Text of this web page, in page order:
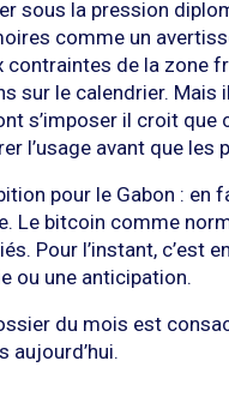
sous la pression
comme un
contraintes de la zone
sur le calendrier. Mais
s’imposer il croit que
l’usage avant que les
pour le Gabon : en
Le bitcoin comme
Pour l’instant, c’est
ou une anticipation.
du mois est
aujourd’hui.